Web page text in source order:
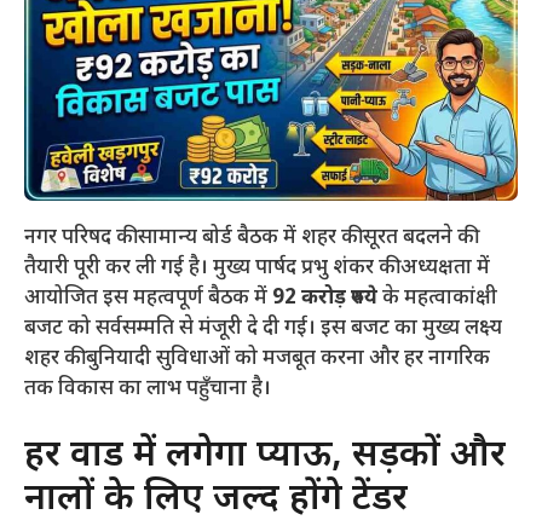
​नगर परिषद की सामान्य बोर्ड बैठक में शहर की सूरत बदलने की
तैयारी पूरी कर ली गई है। मुख्य पार्षद प्रभु शंकर की अध्यक्षता में
आयोजित इस महत्वपूर्ण बैठक में 92 करोड़ रुपयेके महत्वाकांक्षी
बजट को सर्वसम्मति से मंजूरी दे दी गई। इस बजट का मुख्य लक्ष्य
शहर की बुनियादी सुविधाओं को मजबूत करना और हर नागरिक
तक विकास का लाभ पहुँचाना है।
​हर वार्ड में लगेगा प्याऊ, सड़कों और
नालों के लिए जल्द होंगे टेंडर